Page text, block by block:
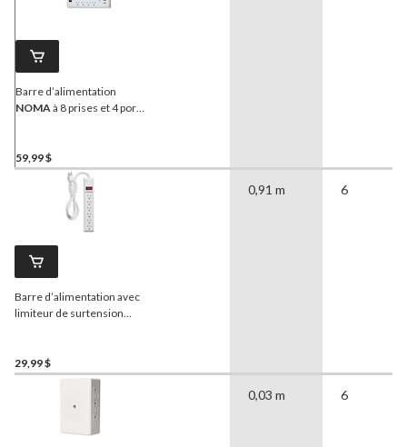
Barre d’alimentation
NOMAà 8 prises et 4 ports
1 200 joules, blanc
59,99 $
Barre d’alimentation avec
limiteur de surtension
29,99 $
0,91 m 6
0,03 m 6